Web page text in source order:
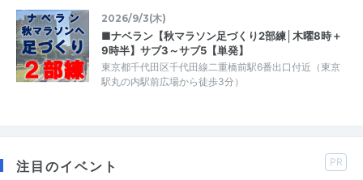
2026/9/3(木)
■ナベラン【秋マラソン足づくり2部練│木曜8時＋
9時半】サブ3～サブ5【単発】
東京都千代田区千代田線二重橋前駅6番出口付近（東京
駅丸の内駅前広場から徒歩3分）
注目のイベント PR